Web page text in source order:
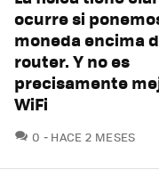
ocurre si
moneda encima
router. Y no es
precisamente
WiFi
0 COMENTARIOS
HACE 2 MESES